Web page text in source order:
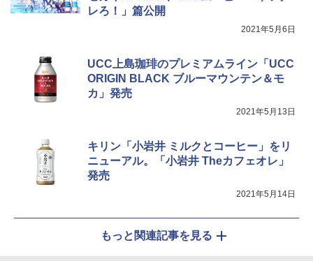
レろ！」篇公開
2021年5月6日
UCC上島珈琲のプレミアムライン「UCC
ORIGIN BLACK ブルーマウンテン＆モ
カ」発売
2021年5月13日
キリン「小岩井 ミルクとコーヒー」をリ
ニューアル。「小岩井 Theカフェオレ」
発売
2021年5月14日
もっと関連記事を見る